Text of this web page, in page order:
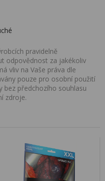
pravidelně
odpovědnost za jakékoliv
vliv na Vaše práva dle
pouze pro osobní použití
bez předchozího souhlasu
zdroje.